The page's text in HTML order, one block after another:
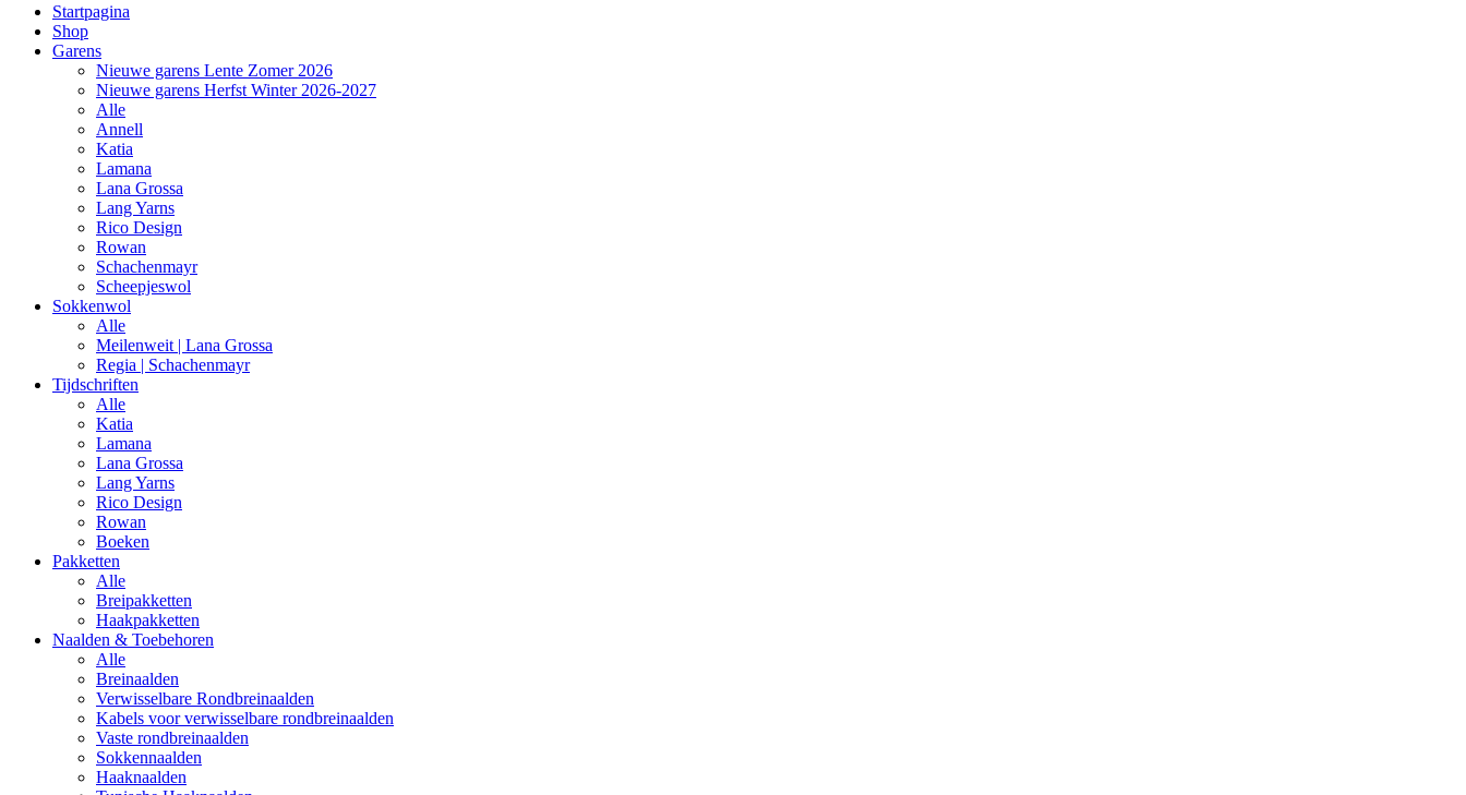
Startpagina
Shop
Garens
Nieuwe garens Lente Zomer 2026
Nieuwe garens Herfst Winter 2026-2027
Alle
Annell
Katia
Lamana
Lana Grossa
Lang Yarns
Rico Design
Rowan
Schachenmayr
Scheepjeswol
Sokkenwol
Alle
Meilenweit | Lana Grossa
Regia | Schachenmayr
Tijdschriften
Alle
Katia
Lamana
Lana Grossa
Lang Yarns
Rico Design
Rowan
Boeken
Pakketten
Alle
Breipakketten
Haakpakketten
Naalden & Toebehoren
Alle
Breinaalden
Verwisselbare Rondbreinaalden
Kabels voor verwisselbare rondbreinaalden
Vaste rondbreinaalden
Sokkennaalden
Haaknaalden